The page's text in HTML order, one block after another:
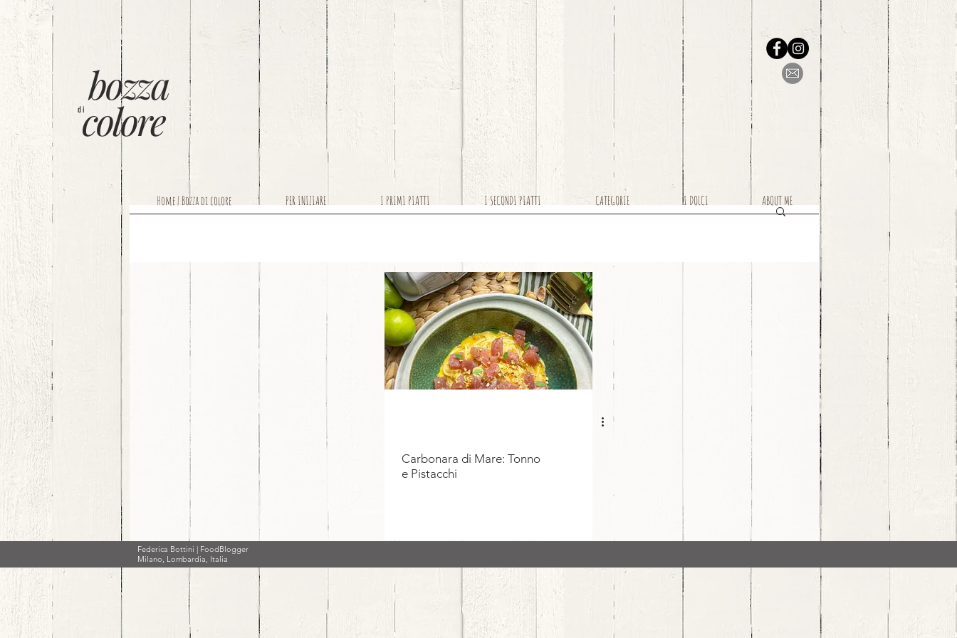
bozza
colore
di
Carbonara di Mare: Tonno
e Pistacchi
Home | Bozza di colore PER INIZIARE I PRIMI PIATTI I SECONDI PIATTI CATEGORIE I DOLCI ABOUT ME
Federica Bottini | FoodBlogger
Milano, Lombardia, Italia